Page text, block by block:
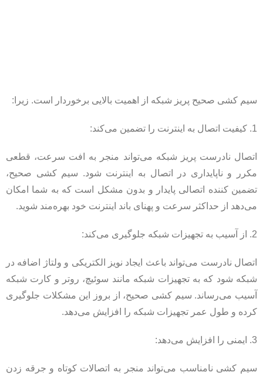
سیم کشی صحیح پریز شبکه از اهمیت بالایی برخوردار است. زیرا:
1. کیفیت اتصال به اینترنت را تضمین می‌کند:
اتصال نادرست پریز شبکه می‌تواند منجر به افت سرعت، قطعی
مکرر و ناپایداری در اتصال به اینترنت شود. سیم کشی صحیح،
تضمین کننده اتصالی پایدار و بدون مشکل است که به شما امکان
می‌دهد از حداکثر سرعت و پهنای باند اینترنت خود بهره‌مند شوید.
2. از آسیب به تجهیزات شبکه جلوگیری می‌کند:
اتصال نادرست می‌تواند باعث ایجاد نویز الکتریکی و ولتاژ اضافه در
شبکه شود که به تجهیزات شبکه مانند سوئیچ، روتر و کارت شبکه
آسیب می‌رساند. سیم کشی صحیح، از بروز این مشکلات جلوگیری
کرده و طول عمر تجهیزات شبکه را افزایش می‌دهد.
3. ایمنی را افزایش می‌دهد:
سیم کشی نامناسب می‌تواند منجر به اتصالات کوتاه و جرقه زدن